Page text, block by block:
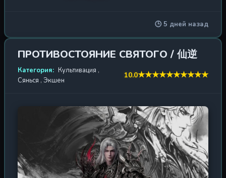
сверхчеловеческими способностями, выходят на
смертный бой с тварями, пожирающими плоть. Их сила
— последняя надежда человечества, и каждый
подросток мечтает присоединиться к их числу. В
центре этой апокалиптической саги — Ло Фэн,
судьбы. Пока монстры атакуют его родной город, а
чёрно-золотой коршун с размахом крыльев в тридцать
шесть метров пронзает небеса, Ло Фэн понимает:
только путь воина способен защитить то, что осталось
от мира. Он поступает в военную академию,
сталкиваясь с жесточайшей конкуренцией,
предательством соратников и испытаниями, грань
2022 г. / 33 эп.
4. Пожиратель звёзд 4 2023 г. / 175 эп.
5. Пожиратель звёзд: Континент
застывшей крови
2024 г. / 1 эп.
Изначальной звезде
2026 г. / 1 эп.
🕒 5 дней назад
ПРОТИВОСТОЯНИЕ СВЯТОГО / 仙逆
Категория: Культивация ,
Сянься , Экшен
10.0★★★★★★★★★★